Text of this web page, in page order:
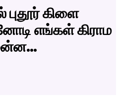
கிளை
எங்கள் கிராம